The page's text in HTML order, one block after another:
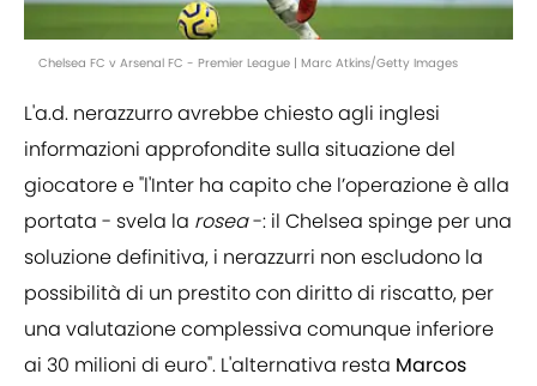
Chelsea FC v Arsenal FC - Premier League | Marc Atkins/Getty Images
L'a.d. nerazzurro avrebbe chiesto agli inglesi
informazioni approfondite sulla situazione del
giocatore e "l'Inter ha capito che l’operazione è alla
portata - svela la rosea-: il Chelsea spinge per una
soluzione definitiva, i nerazzurri non escludono la
possibilità di un prestito con diritto di riscatto, per
una valutazione complessiva comunque inferiore
ai 30 milioni di euro". L'alternativa resta Marcos